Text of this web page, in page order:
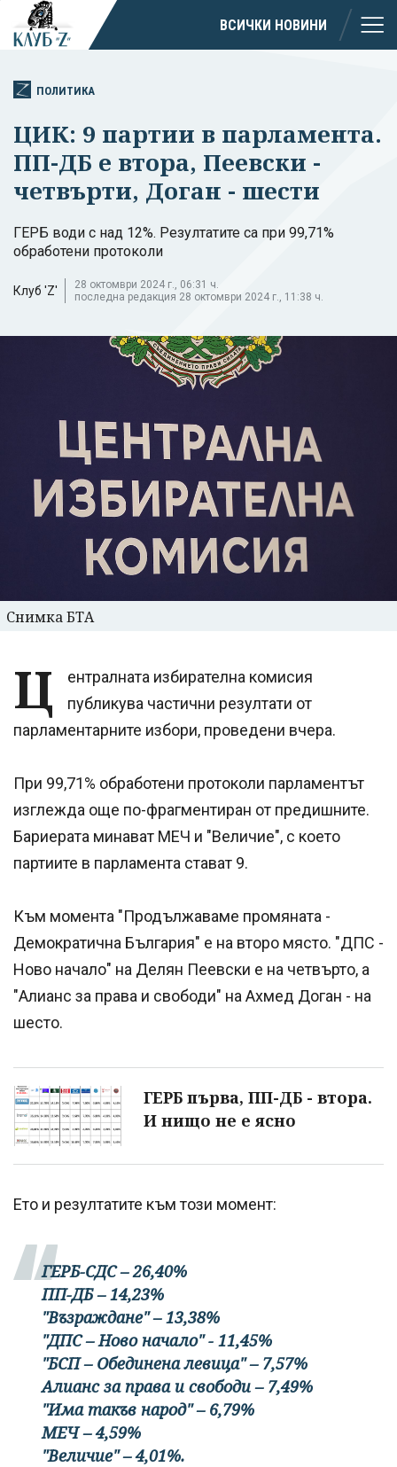
ВСИЧКИ НОВИНИ
ПОЛИТИКА
ЦИК: 9 партии в парламента.
ПП-ДБ e вторa, Пеевски -
четвърти, Доган - шести
ГЕРБ води с над 12%. Резултатите са при 99,71%
обработени протоколи
Клуб 'Z'
28 октомври 2024 г., 06:31 ч.
последна редакция 28 октомври 2024 г., 11:38 ч.
Снимка БТА
Ц
ентралната избирателна комисия
публикува частични резултати от
парламентарните избори, проведени вчера.
При 99,71% обработени протоколи парламентът
изглежда още по-фрагментиран от предишните.
Бариерата минават МЕЧ и "Величие", с което
партиите в парламента стават 9.
Към момента "Продължаваме прoмяната -
Демократична България" е на второ място. "ДПС -
Ново начало" на Делян Пеевски е на четвърто, а
"Алианс за права и свободи" на Ахмед Доган - на
шесто.
ГЕРБ първа, ПП-ДБ - втора.
И нищо не е ясно
Ето и резултатите към този момент:
ГЕРБ-СДС – 26,40%
ПП-ДБ – 14,23%
"Възраждане" – 13,38%
"ДПС – Ново начало" - 11,45%
"БСП – Обединена левица" – 7,57%
Алианс за права и свободи – 7,49%
"Има такъв народ" – 6,79%
МЕЧ – 4,59%
"Величие" – 4,01%.